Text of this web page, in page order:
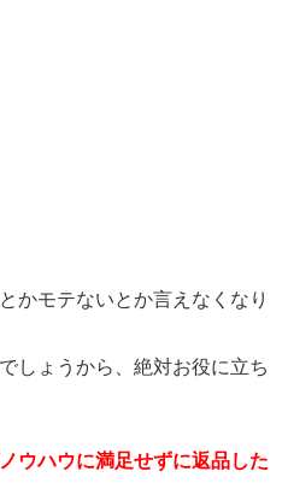
かモテないとか言えなくなり
しょうから、絶対お役に立ち
ウハウに満足せずに返品した